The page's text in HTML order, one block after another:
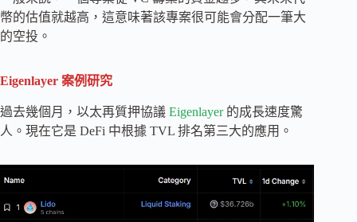
幣的估值就越高，這意味著該專案很可能會分配一筆大
的空投。
Eigenlayer 案例研究
過去幾個月，以太再質押協議 Eigenlayer的成長速度驚
人。現在它是 DeFi 中根據 TVL 排名第三大的應用。